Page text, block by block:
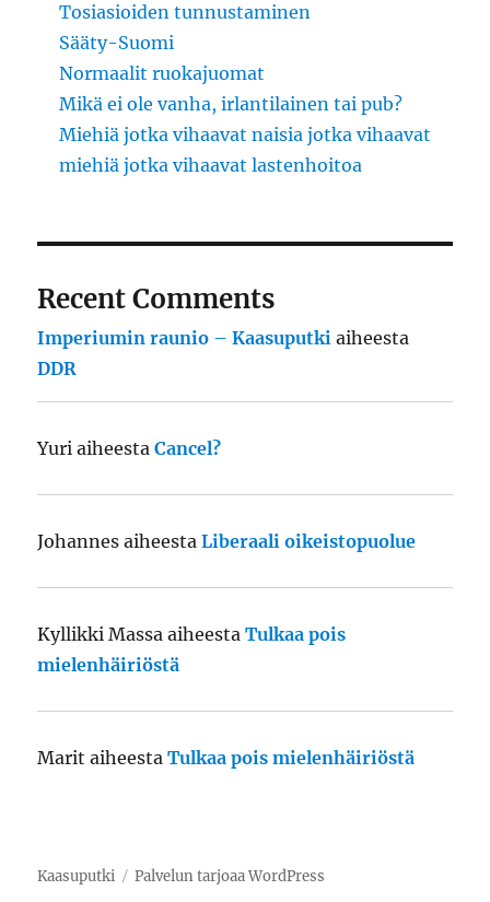
Tosiasioiden tunnustaminen
Sääty-Suomi
Normaalit ruokajuomat
Mikä ei ole vanha, irlantilainen tai pub?
Miehiä jotka vihaavat naisia jotka vihaavat
miehiä jotka vihaavat lastenhoitoa
Recent Comments
Imperiumin raunio – Kaasuputki aiheesta
DDR
Yuri aiheestaCancel?
Johannes aiheestaLiberaali oikeistopuolue
Kyllikki Massa aiheestaTulkaa pois
mielenhäiriöstä
Marit aiheestaTulkaa pois mielenhäiriöstä
Kaasuputki Palvelun tarjoaa WordPress